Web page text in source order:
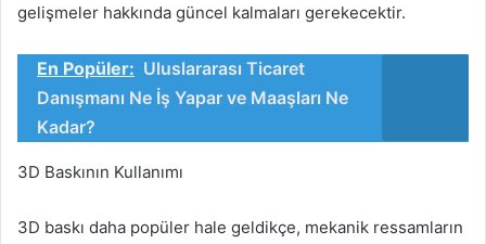
gelişmeler hakkında güncel kalmaları gerekecektir.
En Popüler: Uluslararası Ticaret
Danışmanı Ne İş Yapar ve Maaşları Ne
Kadar?
3D Baskının Kullanımı
3D baskı daha popüler hale geldikçe, mekanik ressamların